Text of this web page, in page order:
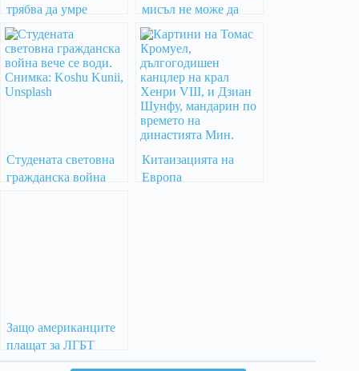
трябва да умре
мисъл не може да
победи дясната
реакция
Студената световна
гражданска война
Китаизацията на
Европа
Защо американците
плащат за ЛГБТ
Прайд събития в